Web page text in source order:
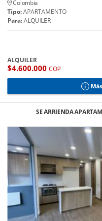
Colombia
Tipo:APARTAMENTO
Para:ALQUILER
ALQUILER
$4.600.000 COP
SE ARRIENDA